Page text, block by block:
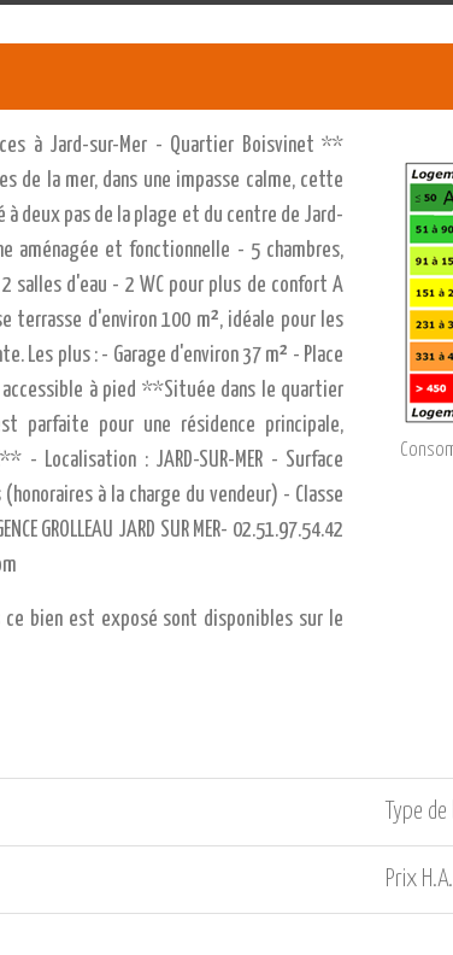
à Jard-sur-Mer - Quartier Boisvinet **
de la mer, dans une impasse calme, cette
deux pas de la plage et du centre de Jard-
aménagée et fonctionnelle - 5 chambres,
d'eau - 2 WC pour plus de confort A
terrasse d'environ 100 m², idéale pour les
Les plus : - Garage d'environ 37 m² - Place
à pied **Située dans le quartier
parfaite pour une résidence principale,
Localisation : JARD-SUR-MER - Surface
à la charge du vendeur) - Classe
GROLLEAU JARD SUR MER- 02.51.97.54.42
bien est exposé sont disponibles sur le
Type
Prix